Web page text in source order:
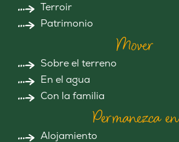
Terroir
Patrimonio
Mover
Sobre el terreno
En el agua
Con la familia
Permanezca en
Alojamiento